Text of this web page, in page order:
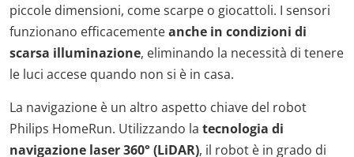
piccole dimensioni, come scarpe o giocattoli. I sensori
funzionano efficacementeanche in condizioni di
scarsa illuminazione, eliminando la necessità di tenere
le luci accese quando non si è in casa.
La navigazione è un altro aspetto chiave del robot
Philips HomeRun. Utilizzando la tecnologia di
navigazione laser 360° (LiDAR), il robot è in grado di